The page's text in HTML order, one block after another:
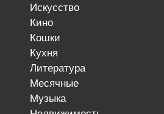
искусство
кино
кошки
кухня
литература
месячные
музыка